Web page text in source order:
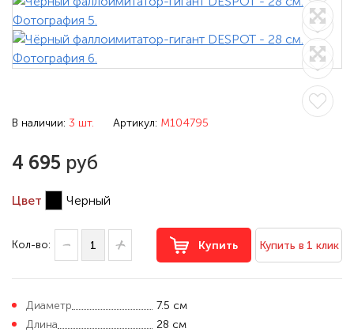
В наличии: 3 шт. Артикул: M104795
4 695 руб
Цвет Черный
Кол-во: Купить Купить в 1 клик
Диаметр
7.5 см
Длина
28 см